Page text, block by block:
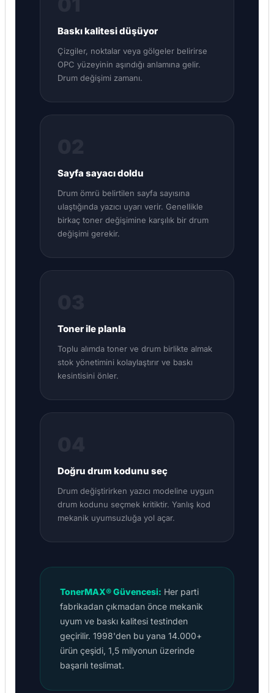
Baskı kalitesi düşüyor
Çizgiler, noktalar veya gölgeler belirirse
OPC yüzeyinin aşındığı anlamına gelir.
Drum değişimi zamanı.
Sayfa sayacı doldu
Drum ömrü belirtilen sayfa sayısına
ulaştığında yazıcı uyarı verir. Genellikle
birkaç toner değişimine karşılık bir drum
değişimi gerekir.
Toner ile planla
Toplu alımda toner ve drum birlikte almak
stok yönetimini kolaylaştırır ve baskı
kesintisini önler.
Doğru drum kodunu seç
Drum değiştirirken yazıcı modeline uygun
drum kodunu seçmek kritiktir. Yanlış kod
mekanik uyumsuzluğa yol açar.
TonerMAX® Güvencesi: Her parti
fabrikadan çıkmadan önce mekanik
uyum ve baskı kalitesi testinden
geçirilir. 1998'den bu yana 14.000+
ürün çeşidi, 1,5 milyonun üzerinde
başarılı teslimat.